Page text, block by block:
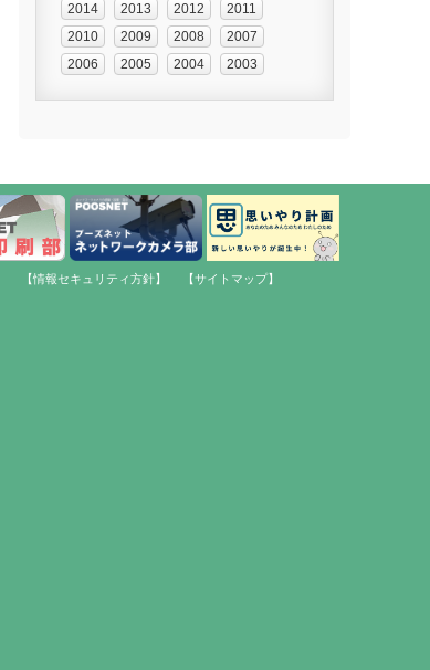
2014
2013 2012
2011
2010
2009 2008
2007
2006
2005 2004 2003
【情報セキュリティ方針】 【サイトマップ】